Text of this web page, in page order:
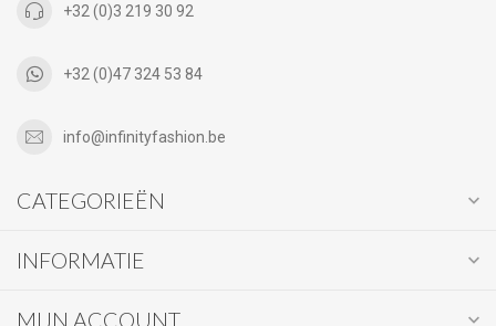
+32 (0)3 219 30 92
+32 (0)47 324 53 84
info@infinityfashion.be
CATEGORIEËN
INFORMATIE
MIJN ACCOUNT